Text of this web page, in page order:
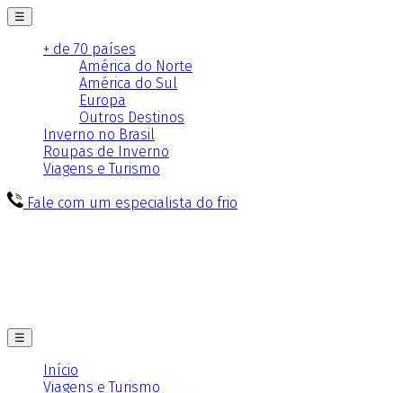
☰
+ de 70 países
América do Norte
América do Sul
Europa
Outros Destinos
Inverno no Brasil
Roupas de Inverno
Viagens e Turismo
Fale com um especialista do frio
☰
Início
Viagens e Turismo